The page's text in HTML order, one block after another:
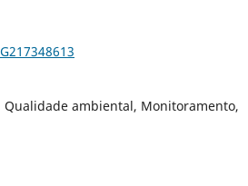
Qualidade ambiental, Monitoramento,